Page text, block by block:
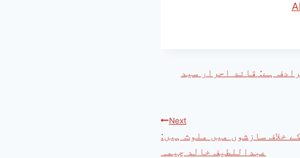
ہے: قائد احرار سید
Next
خلاف سازشوں میں ملوث ہیں:
عبداللطیف خالد چیمہ